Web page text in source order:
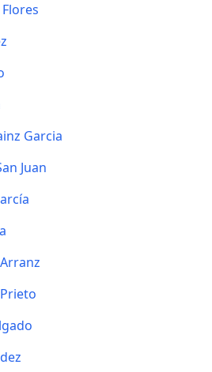
Garcia
Juan